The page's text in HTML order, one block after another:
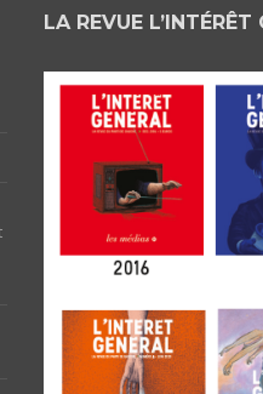
LA REVUE L’INTÉRÊT